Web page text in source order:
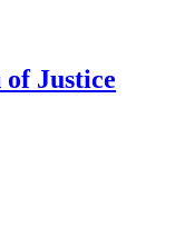
Justice